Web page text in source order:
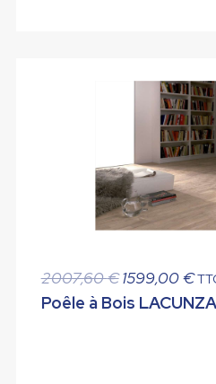
2007,60€ Le
prix
1599,00€Le
prix
Poêle à Bois